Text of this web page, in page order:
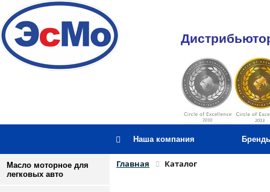
Наша компания
Масло моторное для
легковых авто
Главная Каталог